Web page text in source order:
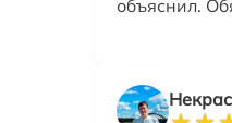
объяснил.